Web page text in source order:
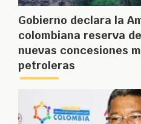
Gobierno declara la
colombiana reserva
nuevas concesiones
petroleras